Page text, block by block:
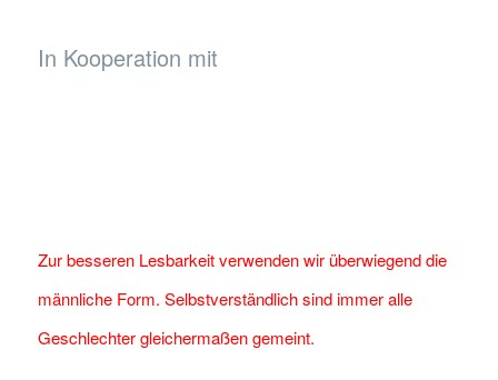
In Kooperation mit
Zur besseren Lesbarkeit verwenden wir überwiegend die
männliche Form. Selbstverständlich sind immer alle
Geschlechter gleichermaßen gemeint.